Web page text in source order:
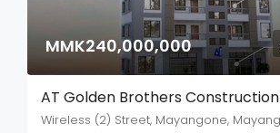
MMK240,000,000
AT Golden Brothers Construction